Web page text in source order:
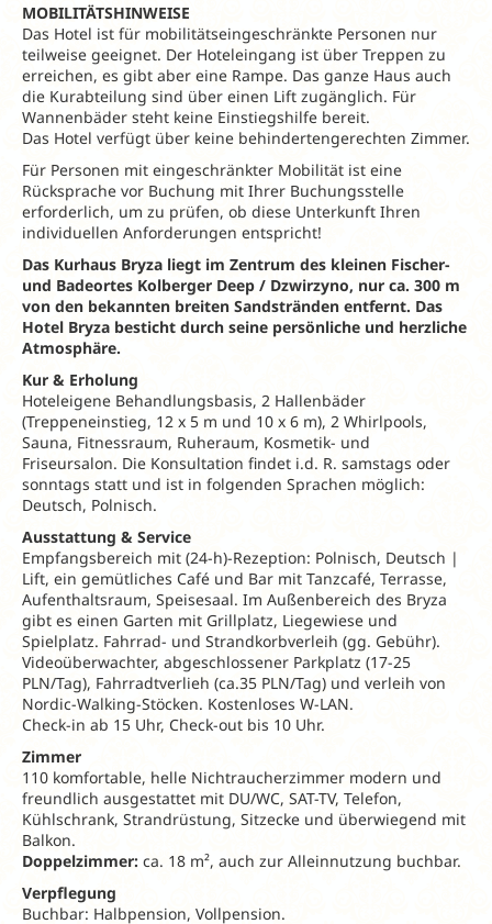
MOBILITÄTSHINWEISE
Das Hotel ist für mobilitätseingeschränkte Personen nur
teilweise geeignet. Der Hoteleingang ist über Treppen zu
erreichen, es gibt aber eine Rampe. Das ganze Haus auch
die Kurabteilung sind über einen Lift zugänglich. Für
Wannenbäder steht keine Einstiegshilfe bereit.
Das Hotel verfügt über keine behindertengerechten Zimmer.
Für Personen mit eingeschränkter Mobilität ist eine
Rücksprache vor Buchung mit Ihrer Buchungsstelle
erforderlich, um zu prüfen, ob diese Unterkunft Ihren
individuellen Anforderungen entspricht!
Das Kurhaus Bryza liegt im Zentrum des kleinen Fischer-
und Badeortes Kolberger Deep / Dzwirzyno, nur ca. 300 m
von den bekannten breiten Sandstränden entfernt. Das
Hotel Bryza besticht durch seine persönliche und herzliche
Atmosphäre.
Kur & Erholung
Hoteleigene Behandlungsbasis, 2 Hallenbäder
(Treppeneinstieg, 12 x 5 m und 10 x 6 m), 2 Whirlpools,
Sauna, Fitnessraum, Ruheraum, Kosmetik- und
Friseursalon. Die Konsultation findet i.d. R. samstags oder
sonntags statt und ist in folgenden Sprachen möglich:
Deutsch, Polnisch.
Ausstattung & Service
Empfangsbereich mit (24-h)-Rezeption: Polnisch, Deutsch |
Lift, ein gemütliches Café und Bar mit Tanzcafé, Terrasse,
Aufenthaltsraum, Speisesaal. Im Außenbereich des Bryza
gibt es einen Garten mit Grillplatz, Liegewiese und
Spielplatz. Fahrrad- und Strandkorbverleih (gg. Gebühr).
Videoüberwachter, abgeschlossener Parkplatz (17-25
PLN/Tag), Fahrradtverlieh (ca.35 PLN/Tag) und verleih von
Nordic-Walking-Stöcken. Kostenloses W-LAN.
Check-in ab 15 Uhr, Check-out bis 10 Uhr.
Zimmer
110 komfortable, helle Nichtraucherzimmer modern und
freundlich ausgestattet mit DU/WC, SAT-TV, Telefon,
Kühlschrank, Strandrüstung, Sitzecke und überwiegend mit
Balkon.
Doppelzimmer: ca. 18 m², auch zur Alleinnutzung buchbar.
Verpflegung
Buchbar: Halbpension, Vollpension.